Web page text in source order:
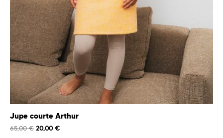
Jupe courte Arthur
65,00€ 20,00€